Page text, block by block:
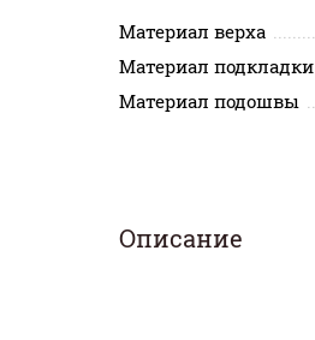
Материал верха
Материал подкладки
Материал подошвы
Описание